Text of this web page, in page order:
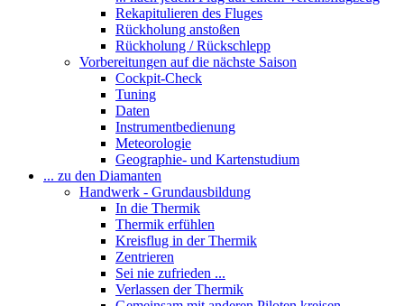
Rekapitulieren des Fluges
Rückholung anstoßen
Rückholung / Rückschlepp
Vorbereitungen auf die nächste Saison
Cockpit-Check
Tuning
Daten
Instrumentbedienung
Meteorologie
Geographie- und Kartenstudium
... zu den Diamanten
Handwerk - Grundausbildung
In die Thermik
Thermik erfühlen
Kreisflug in der Thermik
Zentrieren
Sei nie zufrieden ...
Verlassen der Thermik